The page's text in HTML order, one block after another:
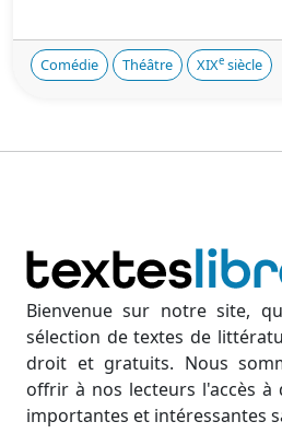
Comédie Théâtre XIXe siècle
Bienvenue sur notre site,
sélection de textes de
droit et gratuits. Nous
offrir à nos lecteurs l'accès
importantes et intéressantes